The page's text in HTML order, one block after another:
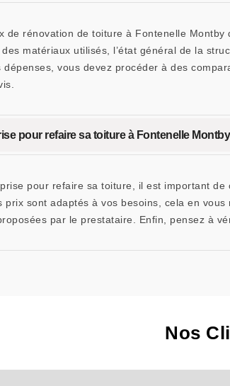
de rénovation de toiture à Fontenelle
matériaux utilisés, l’état général de la
dépenses, vous devez procéder à des
pour refaire sa toiture à Fontenelle
pour refaire sa toiture, il est important
prix sont adaptés à vos besoins, cela en
par le prestataire. Enfin, pensez à
Nos